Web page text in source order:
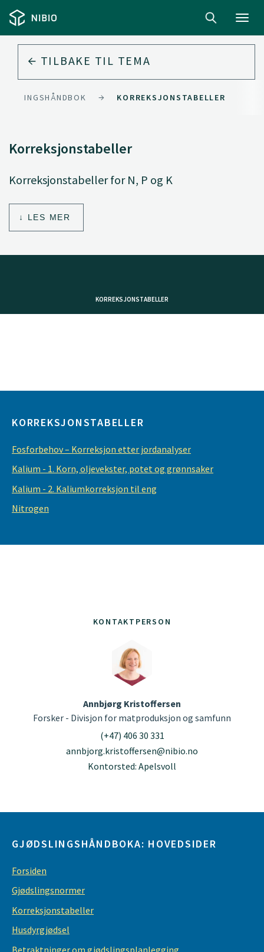
TILBAKE TIL TEMA
KORREKSJONSTABELLER
Korreksjonstabeller
Korreksjonstabeller for N, P og K
LES MER
KORREKSJONSTABELLER
KONTAKTPERSON
Annbjørg Kristoffersen
Forsker - Divisjon for matproduksjon og samfunn
(+47) 406 30 331
annbjorg.kristoffersen@nibio.no
Kontorsted: Apelsvoll
GJØDSLINGSHÅNDBOKA: HOVEDSIDER
Forsiden
Gjødslingsnormer
Korreksjonstabeller
Husdyrgjødsel
Betraktninger om gjødslingsplanlegging
KORREKSJONSTABELLER
Fosforbehov – Korreksjon etter jordanalyser
Kalium - 1. Korn, oljevekster, potet og grønnsaker
Kalium - 2. Kaliumkorreksjon til eng
Nitrogen